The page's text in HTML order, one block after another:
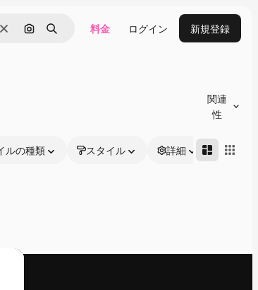
消去 画像で検索
検索 料金 ログイン 新規登録
関連
性
ルの種類 スタイル 詳細